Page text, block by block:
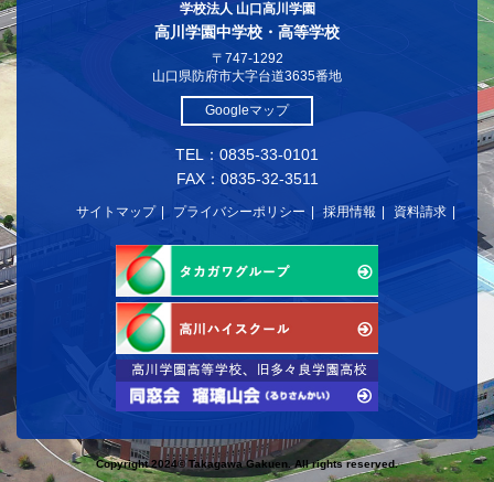
学校法人 山口高川学園
高川学園中学校・高等学校
〒747-1292
山口県防府市大字台道3635番地
Googleマップ
TEL：0835-33-0101
FAX：0835-32-3511
サイトマップ プライバシーポリシー 採用情報 資料請求
Copyright 2024© Takagawa Gakuen. All rights reserved.